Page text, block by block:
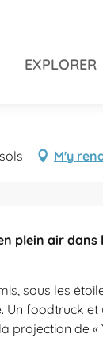
EXPLORER
M'y
plein air
sous les
Un foodtruck et
projection de «